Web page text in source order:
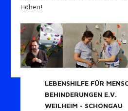
Höhen!
LEBENSHILFE FÜR
BEHINDERUNGEN E.V.
WEILHEIM - SCHONGAU